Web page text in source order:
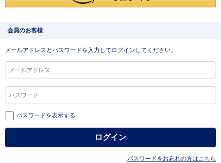
会員のお客様
メールアドレスとパスワードを入力してログインしてください。
パスワードを表示する
パスワードをお忘れの方はこちら